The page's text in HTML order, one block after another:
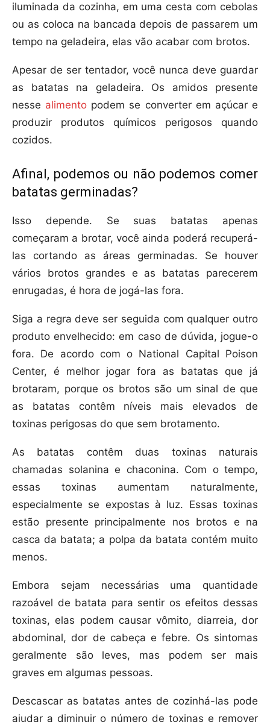
iluminada da cozinha, em uma cesta com cebolas
ou as coloca na bancada depois de passarem um
tempo na geladeira, elas vão acabar com brotos.
Apesar de ser tentador, você nunca deve guardar
as batatas na geladeira. Os amidos presente
nesse alimento podem se converter em açúcar e
produzir produtos químicos perigosos quando
cozidos.
Afinal, podemos ou não podemos comer
batatas germinadas?
Isso depende. Se suas batatas apenas
começaram a brotar, você ainda poderá recuperá-
las cortando as áreas germinadas. Se houver
vários brotos grandes e as batatas parecerem
enrugadas, é hora de jogá-las fora.
Siga a regra deve ser seguida com qualquer outro
produto envelhecido: em caso de dúvida, jogue-o
fora. De acordo com o National Capital Poison
Center, é melhor jogar fora as batatas que já
brotaram, porque os brotos são um sinal de que
as batatas contêm níveis mais elevados de
toxinas perigosas do que sem brotamento.
As batatas contêm duas toxinas naturais
chamadas solanina e chaconina. Com o tempo,
essas toxinas aumentam naturalmente,
especialmente se expostas à luz. Essas toxinas
estão presente principalmente nos brotos e na
casca da batata; a polpa da batata contém muito
menos.
Embora sejam necessárias uma quantidade
razoável de batata para sentir os efeitos dessas
toxinas, elas podem causar vômito, diarreia, dor
abdominal, dor de cabeça e febre. Os sintomas
geralmente são leves, mas podem ser mais
graves em algumas pessoas.
Descascar as batatas antes de cozinhá-las pode
ajudar a diminuir o número de toxinas e remover